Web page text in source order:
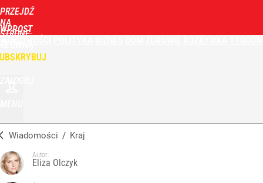
PRZEJDŹ
NA
STRONĘ
WPROST
Wiadomości / Kraj
Autor:
Eliza Olczyk